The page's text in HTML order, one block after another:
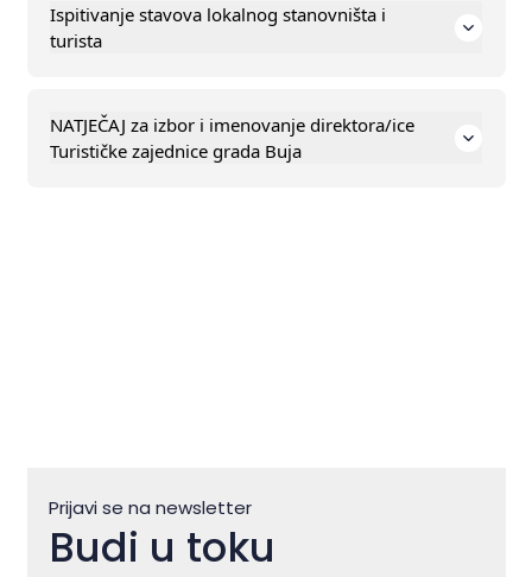
Ispitivanje stavova lokalnog stanovništa i
turista
NATJEČAJ za izbor i imenovanje direktora/ice
Turističke zajednice grada Buja
Prijavi se na newsletter
Budi u toku